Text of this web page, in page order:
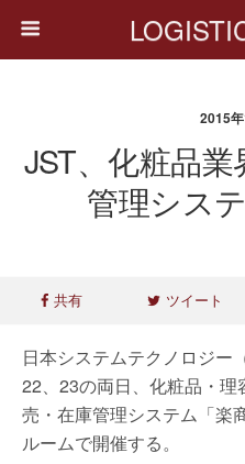
2015
JST、化粧品
管理シス
共有 ツイート
日本システムテクノロジー
22、23の両日、化粧品・
売・在庫管理システム「楽
ルームで開催する。